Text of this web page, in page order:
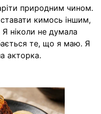
природним чином.
кимось іншим,
ніколи не думала
те, що я маю. Я
акторка.